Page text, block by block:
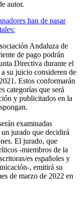
autor.
han de pasar
Andaluza de
de pago podrán
Directiva durante el
su juicio consideren de
Estos conformarán
categorías que será
y publicitados en la
examinadas
jurado que decidirá
El jurado, que
-miembros de la
es españoles y
, emitirá su
de marzo de 2022 en